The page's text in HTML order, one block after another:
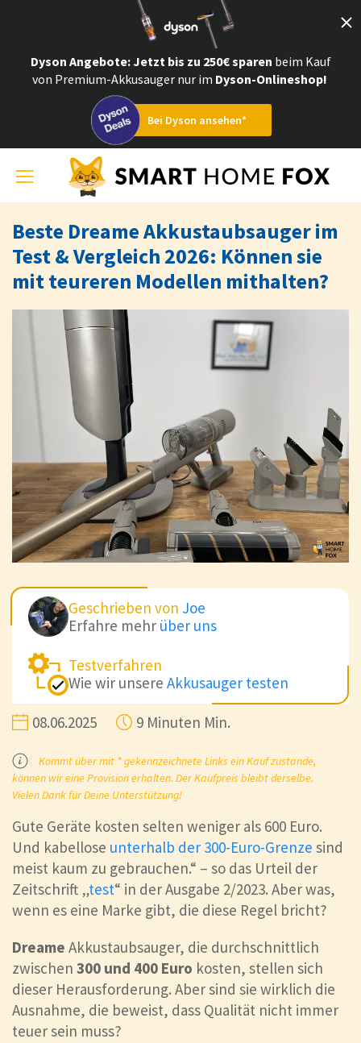
Dyson Angebote: Jetzt bis zu 250€ sparen beim Kauf
von Premium-Akkusauger nur im Dyson-Onlineshop!
Bei Dyson ansehen*
Toggle
navigation
Beste Dreame Akkustaubsauger im
Test & Vergleich 2026: Können sie
mit teureren Modellen mithalten?
Geschrieben von Joe
Erfahre mehr über uns
Testverfahren
Wie wir unsere Akkusauger testen
08.06.2025 9 Minuten Min.
Kommt über mit * gekennzeichnete Links ein Kauf zustande,
können wir eine Provision erhalten. Der Kaufpreis bleibt derselbe.
Vielen Dank für Deine Unterstützung!
Gute Geräte kosten selten weniger als 600 Euro.
Und kabellose unterhalb der 300-Euro-Grenze sind
meist kaum zu gebrauchen.“ – so das Urteil der
Zeitschrift „test“ in der Ausgabe 2/2023. Aber was,
wenn es eine Marke gibt, die diese Regel bricht?
Dreame Akkustaubsauger, die durchschnittlich
zwischen 300 und 400 Euro kosten, stellen sich
dieser Herausforderung. Aber sind sie wirklich die
Ausnahme, die beweist, dass Qualität nicht immer
teuer sein muss?